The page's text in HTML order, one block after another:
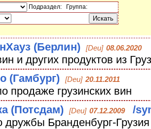
Подраздел:
Группа:
(Берлин) [Deu] 08.06.2020
и других продуктов из
(Гамбург)
[Deu] 20.11.2011
продаже грузинских вин
(Потсдам)
[Deu] 07.12.2009
/
дружбы Бранденбург-Грузия